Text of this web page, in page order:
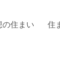
の住まい 住